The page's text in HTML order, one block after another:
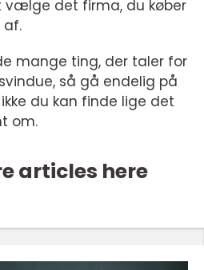
det firma, du køber
af.
mange ting, der taler for
så gå endelig på
du kan finde lige det
om.
articles here